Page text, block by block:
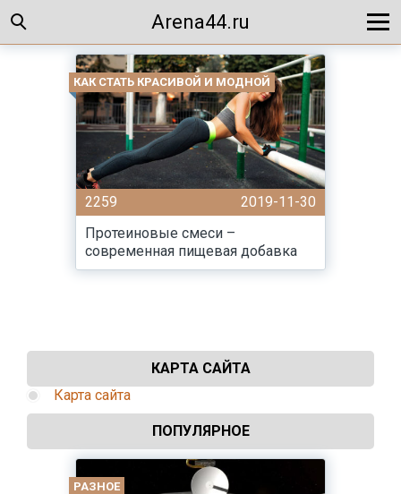
Arena44.ru
КАК СТАТЬ КРАСИВОЙ И МОДНОЙ
2259
2019-11-30
Протеиновые смеси –
современная пищевая добавка
КАРТА САЙТА
Карта сайта
ПОПУЛЯРНОЕ
РАЗНОЕ